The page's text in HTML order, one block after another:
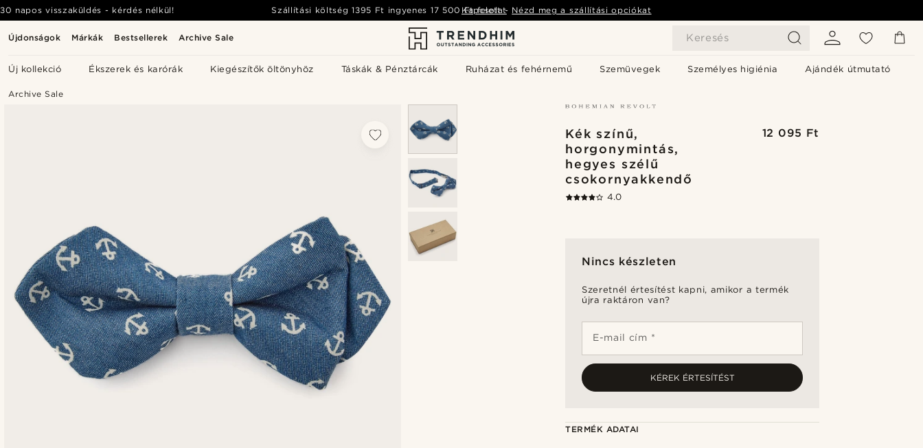
Újdonságok Márkák Bestsellerek Archive Sale Keresés
Új kollekció Ékszerek és karórák Kiegészítők öltönyhöz Táskák & Pénztárcák Ruházat és fehérnemű Szemüvegek Személyes higiénia Ajándék útmutató
30 napos visszaküldés - kérdés nélkül! Szállítási költség1395 Ft ingyenes 17 500 Ft felett- Nézd meg a szállítási opciókat
Kapcsolat
Archive Sale
Kék színű,
horgonymintás,
hegyes szélű
csokornyakkendő
12 095 Ft
4.0
Nincs készleten
Szeretnél értesítést kapni, amikor a termék
újra raktáron van?
E-mail cím *
KÉREK ÉRTESÍTÉST
TERMÉK ADATAI